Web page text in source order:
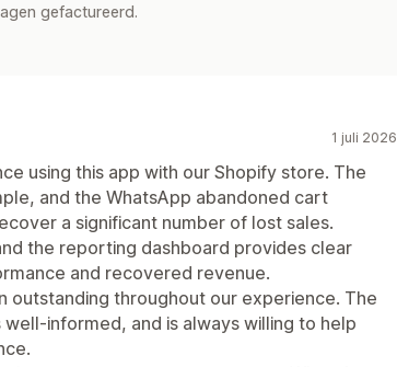
gefactureerd.
1 juli 2026
using this app with our Shopify store. The
and the WhatsApp abandoned cart
a significant number of lost sales.
the reporting dashboard provides clear
and recovered revenue.
outstanding throughout our experience. The
informed, and is always willing to help